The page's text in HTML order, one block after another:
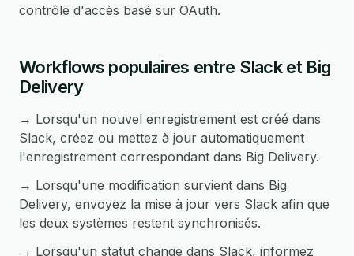
contrôle d'accès basé sur OAuth.
Workflows populaires entre Slack et Big
Delivery
→ Lorsqu'un nouvel enregistrement est créé dans
Slack, créez ou mettez à jour automatiquement
l'enregistrement correspondant dans Big Delivery.
→ Lorsqu'une modification survient dans Big
Delivery, envoyez la mise à jour vers Slack afin que
les deux systèmes restent synchronisés.
→ Lorsqu'un statut change dans Slack, informez